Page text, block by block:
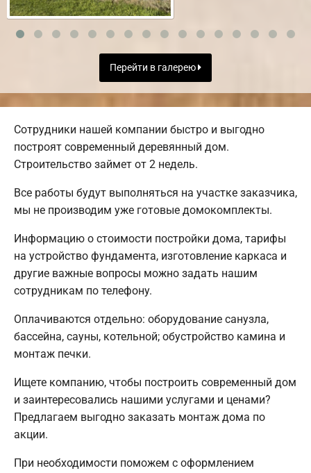
Перейти в галерею
Сотрудники нашей компании быстро и выгодно
построят современный деревянный дом.
Строительство займет от 2 недель.
Все работы будут выполняться на участке заказчика,
мы не производим уже готовые домокомплекты.
Информацию о стоимости постройки дома, тарифы
на устройство фундамента, изготовление каркаса и
другие важные вопросы можно задать нашим
сотрудникам по телефону.
Оплачиваются отдельно: оборудование санузла,
бассейна, сауны, котельной; обустройство камина и
монтаж печки.
Ищете компанию, чтобы построить современный дом
и заинтересовались нашими услугами и ценами?
Предлагаем выгодно заказать монтаж дома по
акции.
При необходимости поможем с оформлением